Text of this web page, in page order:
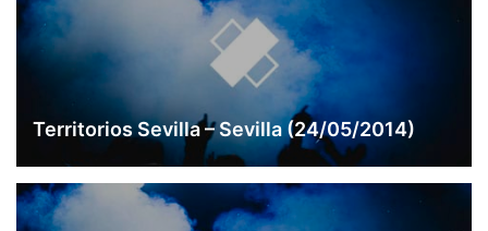
Territorios Sevilla – Sevilla (24/05/2014)